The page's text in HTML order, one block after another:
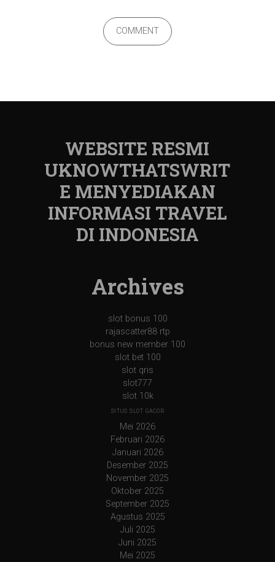
COMMENT
WEBSITE RESMI
UKNOWTHATSWRIT
E MENYEDIAKAN
INFORMASI TRAVEL
DI INDONESIA
Archives
slot bonus 100
rajascatter88 rtp
bonus new member 100
slot bet 100
slot qris
slot777
slot 10k
SITUS SLOT GACOR
Mei 2026
Februari 2026
Januari 2026
Desember 2025
November 2025
Oktober 2025
September 2025
Agustus 2025
Juli 2025
Juni 2025
Mei 2025